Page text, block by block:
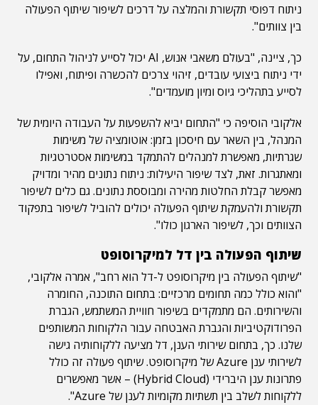
ניתוח דפוסי תקשורת והמלצה על דרכים לשיפור שיתוף הפעולה
בין צוותים".
כך, ציינה, "בעולם משאבי אנוש, AI יכול לסייע לניהול התחום, על
ידי ניתוח ביצועי עובדים, זיהוי צרכים להכשרה ופיתוח, ואפילו
לסייע בתהליכי גיוס ומיון מועמדים".
אלקובי הוסיפה כי "התחום יביא להשפעות על העבודה היומית של
המנהל, בין השאר עם חיסכון בזמן: אוטומציה של משימות
שגרתיות, מאפשרת למנהלים להתמקד במשימות אסטרטגיות
ומאתגרות. זאת, לצד שיפור היעילות: ניתוח נתונים מהיר ומדויק
מאפשר קבלת החלטות מהירה ומבוססת נתונים. גם כלים לשיפור
תקשורת ולהעמקת שיתוף הפעולה יכולים להוביל לשיפור בתפקוד
הצוותים וכך, לשיפור הארגון כולו".
שיתוף הפעולה בין דל למיקרוסופט
"שיתוף הפעולה בין מיקרוסופט ל-דל הוא רחב", אמרה אלקובי,
"והוא כולל כמה תחומים מרכזיים: בתחום התוכנה, החומרה
והשירותים. הם מתמקדים בשיפור חוויית המשתמש, הגברת
הפרודוקטיביות והגברת האבטחה עבור הלקוחות המשותפים
שלנו. כך, בתחום שירותי הענן, דל מציעה ללקוחותיה גישה
לשירותי ענן Azure של מיקרוסופט. שיתוף פעולה זה כולל
פתרונות ענן היברידי (Hybrid Cloud) – אשר מאפשרים
ללקוחות לשלב בין תשתיות מקומיות לענן של Azure".